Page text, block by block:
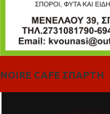
NOIRE CAFE ΣΠΑΡΤΗ